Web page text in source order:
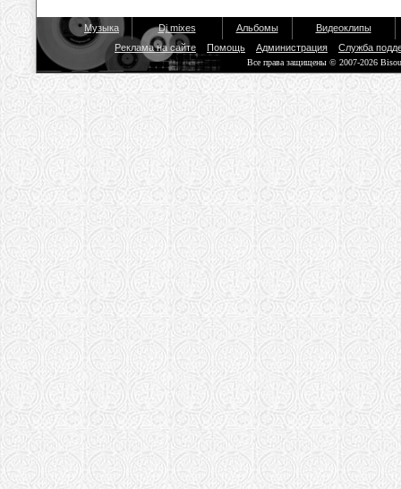
Музыка Dj mixes Альбомы
Видеоклипы
Реклама на сайте
Помощь Администрация Служба
Все права защищены © 2007-2026